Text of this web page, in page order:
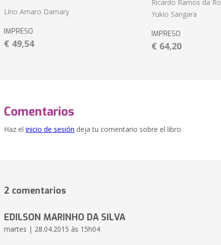
Lírio Amaro Damary
IMPRESO
€ 49,54
Ricardo Ramos da
Yukio Sangara
IMPRESO
€ 64,20
Comentarios
Haz el inicio de sesión deja tu comentario sobre el libro.
2 comentarios
EDILSON MARINHO DA SILVA
martes | 28.04.2015 às 15h04